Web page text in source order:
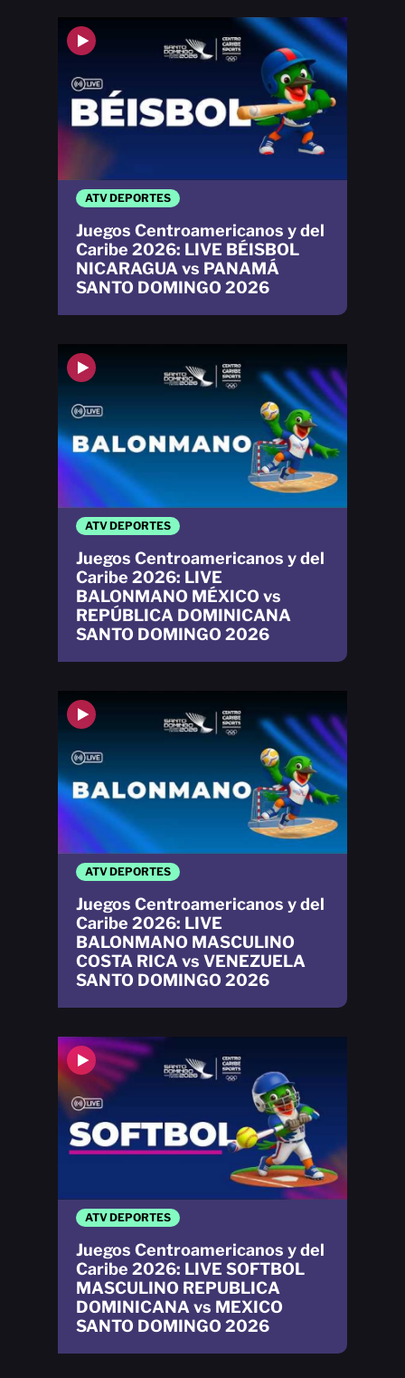
ATV DEPORTES
Juegos Centroamericanos y del
Caribe 2026: LIVE
BALONMANO MÉXICO vs
REPÚBLICA DOMINICANA
SANTO DOMINGO 2026
ATV DEPORTES
Juegos Centroamericanos y del
Caribe 2026: LIVE BÉISBOL
NICARAGUA vs PANAMÁ
SANTO DOMINGO 2026
ATV DEPORTES
Juegos Centroamericanos y del
Caribe 2026: LIVE SOFTBOL
MASCULINO REPUBLICA
DOMINICANA vs MEXICO
SANTO DOMINGO 2026
ATV DEPORTES
Juegos Centroamericanos y del
Caribe 2026: LIVE
BALONMANO MASCULINO
COSTA RICA vs VENEZUELA
SANTO DOMINGO 2026